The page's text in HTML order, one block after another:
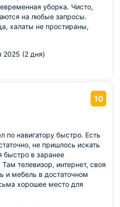
уборка. Чисто,
на любые запросы.
халаты не простираны,
2025 (2 дня)
10
навигатору быстро. Есть
не пришлось искать
быстро в заранее
телевизор, интернет, своя
и мебель в достаточном
хорошее место для